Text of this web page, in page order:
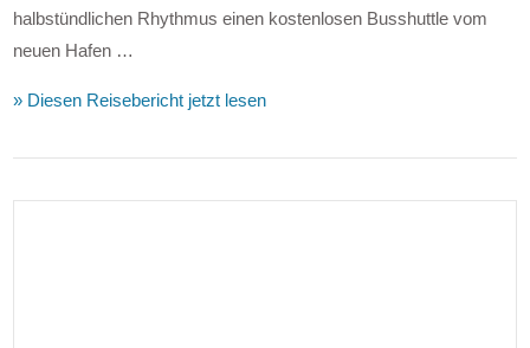
halbstündlichen Rhythmus einen kostenlosen Busshuttle vom
neuen Hafen …
» Diesen Reisebericht jetzt lesen